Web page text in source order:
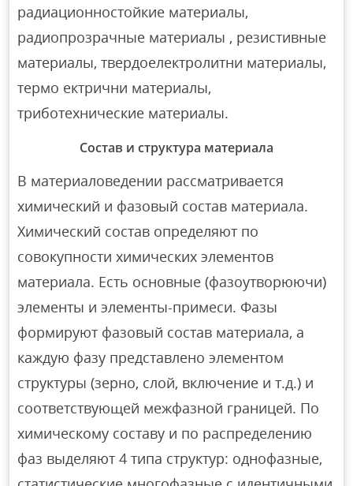
радиационностойкие материалы,
радиопрозрачные материалы , резистивные
материалы, твердоелектролитни материалы,
термо ектрични материалы,
триботехнические материалы.
Состав и структура материала
В материаловедении рассматривается
химический и фазовый состав материала.
Химический состав определяют по
совокупности химических элементов
материала. Есть основные (фазоутворюючи)
элементы и элементы-примеси. Фазы
формируют фазовый состав материала, а
каждую фазу представлено элементом
структуры (зерно, слой, включение и т.д.) и
соответствующей межфазной границей. По
химическому составу и по распределению
фаз выделяют 4 типа структур: однофазные,